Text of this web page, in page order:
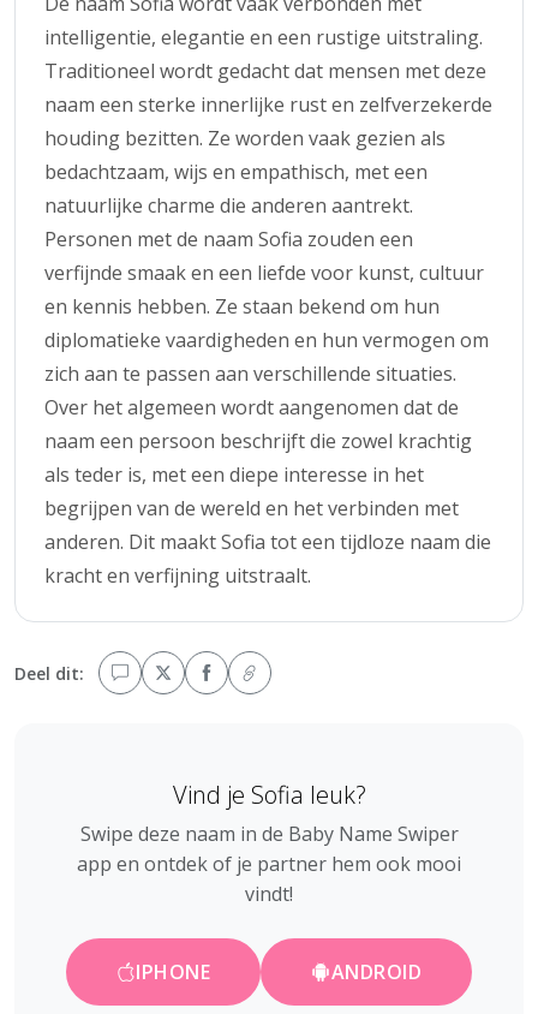
intelligentie, elegantie en een rustige uitstraling.
Traditioneel wordt gedacht dat mensen met deze
naam een sterke innerlijke rust en zelfverzekerde
houding bezitten. Ze worden vaak gezien als
bedachtzaam, wijs en empathisch, met een
natuurlijke charme die anderen aantrekt.
Personen met de naam Sofia zouden een
verfijnde smaak en een liefde voor kunst, cultuur
en kennis hebben. Ze staan bekend om hun
diplomatieke vaardigheden en hun vermogen om
zich aan te passen aan verschillende situaties.
Over het algemeen wordt aangenomen dat de
naam een persoon beschrijft die zowel krachtig
als teder is, met een diepe interesse in het
begrijpen van de wereld en het verbinden met
anderen. Dit maakt Sofia tot een tijdloze naam die
kracht en verfijning uitstraalt.
Deel dit:
Vind je Sofia leuk?
Swipe deze naam in de Baby Name Swiper
app en ontdek of je partner hem ook mooi
vindt!
IPHONE ANDROID